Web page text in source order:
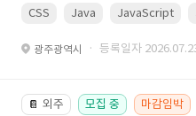
CSS Java JavaScript
광주광역시 · 등록일자
📔 외주 모집 중 마감임박